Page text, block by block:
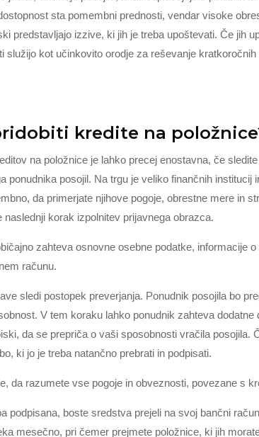
sta pomembni prednosti, vendar visoke
predstavljajo izzive, ki jih je treba upoštevati. Če jih
služijo kot učinkovito orodje za reševanje kratkoročnih
kredite na
na položnice je lahko precej enostavna, če
ponudnika posojil. Na trgu je veliko finančnih institucij
da primerjate njihove pogoje, obrestne mere in
naslednji korak izpolnitev prijavnega obrazca.
zahteva osnovne osebne podatke, informacije
računu.
sledi postopek preverjanja. Ponudnik posojila bo
V tem koraku lahko ponudnik zahteva
da se prepriča o vaši sposobnosti vračila posojila.
ki jo je treba natančno prebrati in podpisati.
da razumete vse pogoje in obveznosti, povezane s
podpisana, boste sredstva prejeli na svoj bančni
mesečno, pri čemer prejmete položnice, ki jih